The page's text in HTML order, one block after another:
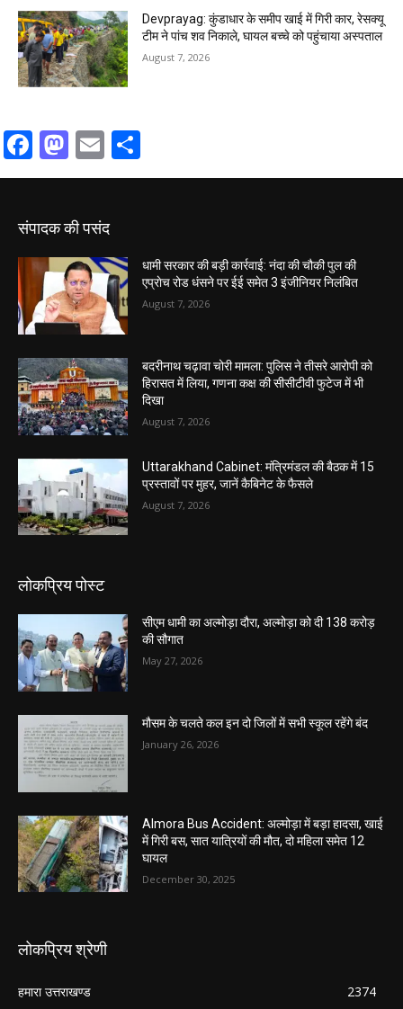
Devprayag: कुंडाधार के समीप खाई में गिरी कार, रेसक्यू
टीम ने पांच शव निकाले, घायल बच्चे को पहुंचाया अस्पताल
August 7, 2026
Facebook
Mastodon
Email
संपादक की पसंद
धामी सरकार की बड़ी कार्रवाई: नंदा की चौकी पुल की
एप्राेच रोड धंसने पर ईई समेत 3 इंजीनियर निलंबित
August 7, 2026
बदरीनाथ चढ़ावा चोरी मामला: पुलिस ने तीसरे आरोपी को
हिरासत में लिया, गणना कक्ष की सीसीटीवी फुटेज में भी
दिखा
August 7, 2026
Uttarakhand Cabinet: मंत्रिमंडल की बैठक में 15
प्रस्तावों पर मुहर, जानें कैबिनेट के फैसले
August 7, 2026
लोकप्रिय पोस्ट
सीएम धामी का अल्मोड़ा दौरा, अल्मोड़ा को दी 138 करोड़
की सौगात
May 27, 2026
मौसम के चलते कल इन दो जिलों में सभी स्कूल रहेंगे बंद
January 26, 2026
Almora Bus Accident: अल्मोड़ा में बड़ा हादसा, खाई
में गिरी बस, सात यात्रियों की मौत, दो महिला समेत 12
घायल
December 30, 2025
लोकप्रिय श्रेणी
हमारा उत्तराखण्ड
2374